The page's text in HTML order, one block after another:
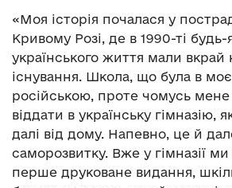
«Моя історія почалася у
Кривому Розі, де в 1990-ті будь-
українського життя мали вкрай
існування. Школа, що була в
російською, проте чомусь
віддати в українську гімназію,
далі від дому. Напевно, це й
саморозвитку. Вже у гімназії
перше друковане видання,